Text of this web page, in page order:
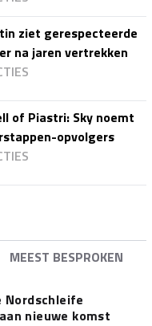
ziet gerespecteerde
na jaren vertrekken
of Piastri: Sky noemt
opvolgers
MEEST BESPROKEN
Nordschleife
nieuwe komst